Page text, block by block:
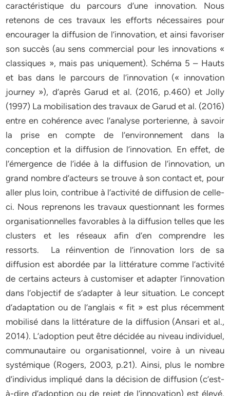
caractéristique du parcours d’une innovation. Nous
retenons de ces travaux les efforts nécessaires pour
encourager la diffusion de l’innovation, et ainsi favoriser
son succès (au sens commercial pour les innovations «
classiques », mais pas uniquement). Schéma 5 – Hauts
et bas dans le parcours de l’innovation (« innovation
journey »), d’après Garud et al. (2016, p.460) et Jolly
(1997) La mobilisation des travaux de Garud et al. (2016)
entre en cohérence avec l’analyse porterienne, à savoir
la prise en compte de l’environnement dans la
conception et la diffusion de l’innovation. En effet, de
l’émergence de l’idée à la diffusion de l’innovation, un
grand nombre d’acteurs se trouve à son contact et, pour
aller plus loin, contribue à l’activité de diffusion de celle-
ci. Nous reprenons les travaux questionnant les formes
organisationnelles favorables à la diffusion telles que les
clusters et les réseaux afin d’en comprendre les
ressorts. La réinvention de l’innovation lors de sa
diffusion est abordée par la littérature comme l’activité
de certains acteurs à customiser et adapter l’innovation
dans l’objectif de s’adapter à leur situation. Le concept
d’adaptation ou de l’anglais « fit » est plus récemment
mobilisé dans la littérature de la diffusion (Ansari et al.,
2014). L’adoption peut être décidée au niveau individuel,
communautaire ou organisationnel, voire à un niveau
systémique (Rogers, 2003, p.21). Ainsi, plus le nombre
d’individus impliqué dans la décision de diffusion (c’est-
à-dire d’adoption ou de rejet de l’innovation) est élevé,